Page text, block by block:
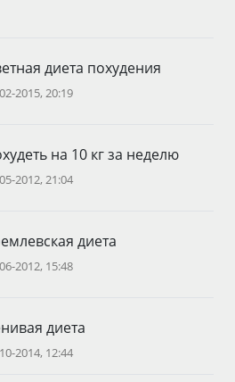
диета похудения
2015, 20:19
на 10 кг за неделю
2012, 21:04
диета
2012, 15:48
диета
2014, 12:44